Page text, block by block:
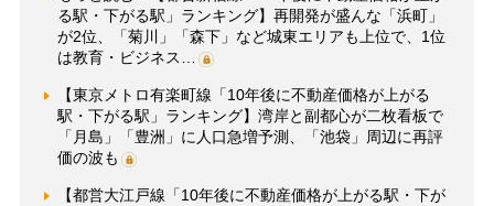
る駅・下がる駅」ランキング】再開発が盛んな「浜町」
が2位、「菊川」「森下」など城東エリアも上位で、1位
は教育・ビジネス…
【東京メトロ有楽町線「10年後に不動産価格が上がる
駅・下がる駅」ランキング】湾岸と副都心が二枚看板で
「月島」「豊洲」に人口急増予測、「池袋」周辺に再評
価の波も
【都営大江戸線「10年後に不動産価格が上がる駅・下が